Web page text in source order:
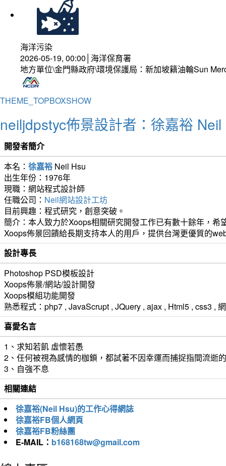
海洋污染
2026-05-19, 00:00│海洋保育署
地方單位\金門縣政府\環境保護局：新加坡籍油輪Sun
THEME_TOPBOXSHOW
neiljdpstyc佈景設計者：徐嘉裕
開發者簡介
本名： 徐嘉裕 Neil Hsu
出生年份：1976年
現職：網站程式設計師
任職公司： Neil網站設計工坊
目前興趣：程式研究，創意突破。
簡介：本人致力於Xoops相關研究開發工作已有數十餘年，
Xoops佈景回饋給長期支持本人的用戶，提供台灣更優質的
設計專長
Photoshop PSD模板設計
Xoops佈景/網站/設計開發
Xoops模組功能開發
熟悉程式：php7 , JavaScrupt , JQuery , ajax , Html5 , css3 ,
喜愛名言
1、求知若飢 虛懷若愚
2、任何被視為感情的枷鎖，都試著不因幸運而捕捉指間流逝
3、自強不息
相關連結
徐嘉裕(Neil Hsu)的工作心得網誌
徐嘉裕FB個人網頁
徐嘉裕FB粉絲團
E-MAIL： b168168tw@gmail.com